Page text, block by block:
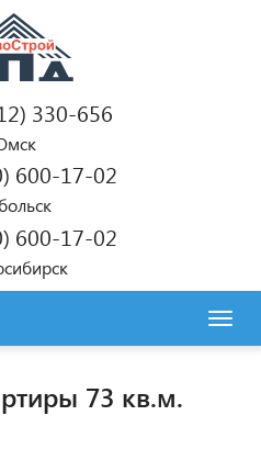
330-656
600-17-02
600-17-02
73 кв.м.